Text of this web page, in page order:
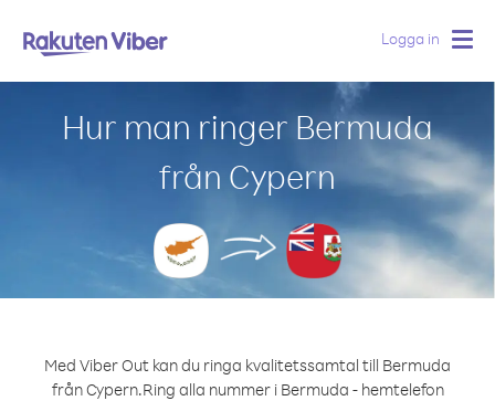
Logga in
Hur man ringer Bermuda
från Cypern
Med Viber Out kan du ringa kvalitetssamtal till Bermuda
från Cypern.Ring alla nummer i Bermuda - hemtelefon